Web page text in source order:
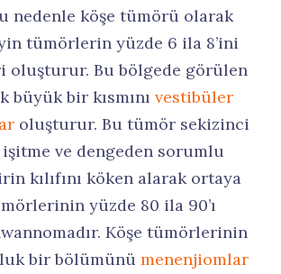
nedenle köşe tümörü olarak
tümörlerin yüzde 6 ila 8’ini
oluşturur. Bu bölgede görülen
bir kısmını vestibüler
oluşturur. Bu tümör sekizinci
ve dengeden sorumlu
kılıfını köken alarak ortaya
yüzde 80 ila 90’ı
Köşe tümörlerinin
bir bölümünü menenjiomlar